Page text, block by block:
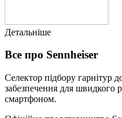
Детальніше
Все про Sennheiser
Селектор підбору гарнітур
забезпечення для швидкого
смартфоном.